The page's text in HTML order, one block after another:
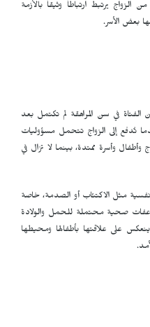
يرتبط ارتباطاً وثيقاً بالأزمة
بعض الأسر.
الفتاة في سن المراهقة لم تكتمل بعد
تُدفع إلى الزواج تتحمل مسؤوليات
وأسرة ممتدة، بينما لا تزال في
مثل الاكتئاب أو الصدمة، خاصة
صحية محتملة للحمل والولادة
على علاقتها بأطفالها ومحيطها